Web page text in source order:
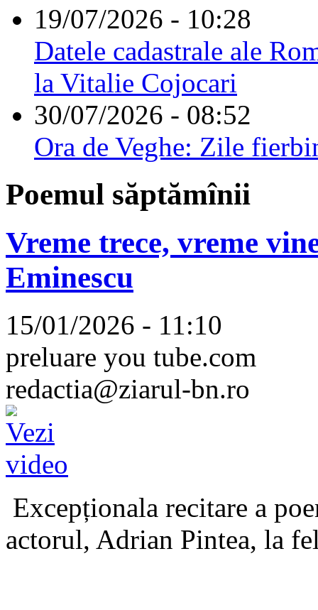
19/07/2026 - 10:28
Datele cadastrale ale
la Vitalie Cojocari
30/07/2026 - 08:52
Ora de Veghe: Zile
Poemul săptămînii
Vreme trece, vreme
Eminescu
15/01/2026 - 11:10
preluare you tube.com
redactia@ziarul-bn.ro
Excepționala recitare a
actorul, Adrian Pintea, la